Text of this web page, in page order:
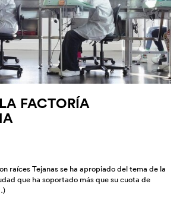
FACTORÍA
raíces Tejanas se ha apropiado del tema de la
que ha soportado más que su cuota de